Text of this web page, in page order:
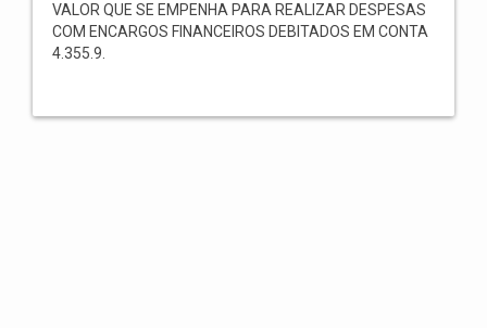
VALOR QUE SE EMPENHA PARA REALIZAR DESPESAS
COM ENCARGOS FINANCEIROS DEBITADOS EM CONTA
4.355.9.